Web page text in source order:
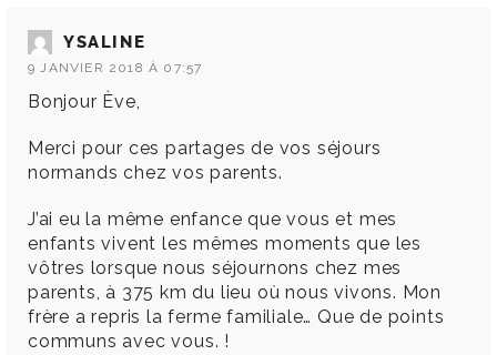
YSALINE
9 JANVIER 2018 À 07:57
Bonjour Ève,
Merci pour ces partages de vos séjours
normands chez vos parents.
J’ai eu la même enfance que vous et mes
enfants vivent les mêmes moments que les
vôtres lorsque nous séjournons chez mes
parents, à 375 km du lieu où nous vivons. Mon
frère a repris la ferme familiale… Que de points
communs avec vous. !